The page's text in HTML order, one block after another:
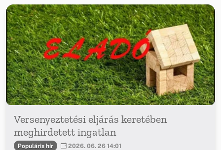
Versenyeztetési eljárás keretében
meghirdetett ingatlan
Populáris hír 2026. 06. 26 14:01